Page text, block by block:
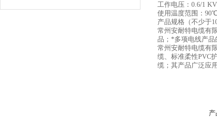
工作电压：0.6/1 KV
使用温度范围：
产品规格（不少于
常州安耐特电缆有
品；*多项电线产品
常州安耐特电缆有
缆、标准柔性PVC
缆；其产品广泛应